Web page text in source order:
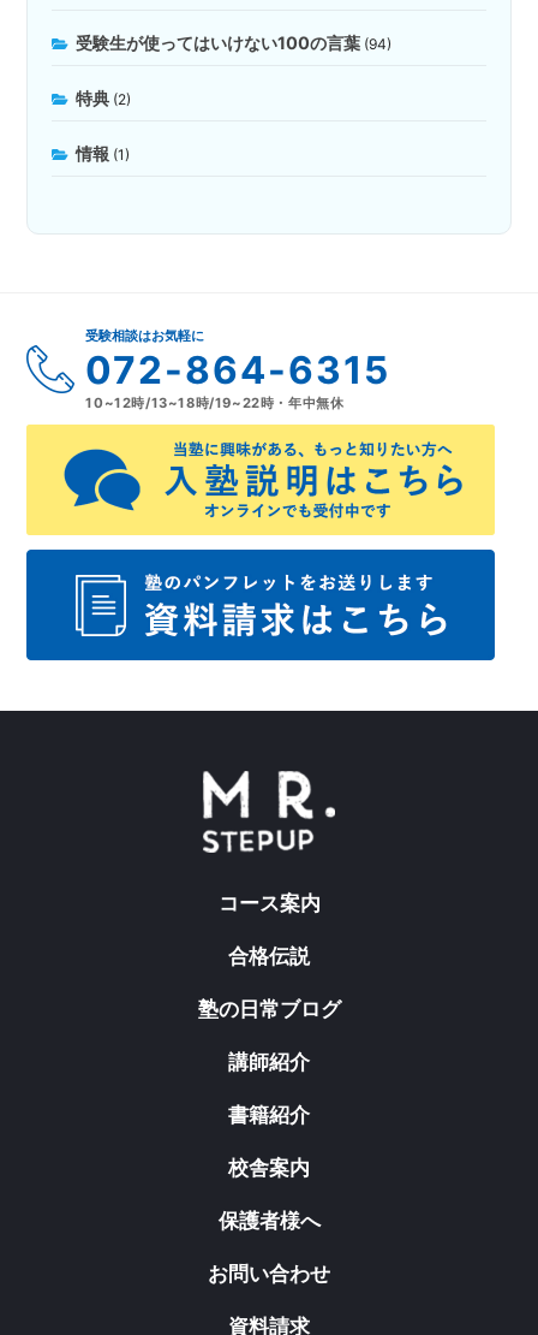
受験生が使ってはいけない100の言葉 (94)
特典 (2)
情報 (1)
受験相談はお気軽に
072-864-6315
10~12時/13~18時/19~22時・年中無休
コース案内
合格伝説
塾の日常ブログ
講師紹介
書籍紹介
校舎案内
保護者様へ
お問い合わせ
資料請求